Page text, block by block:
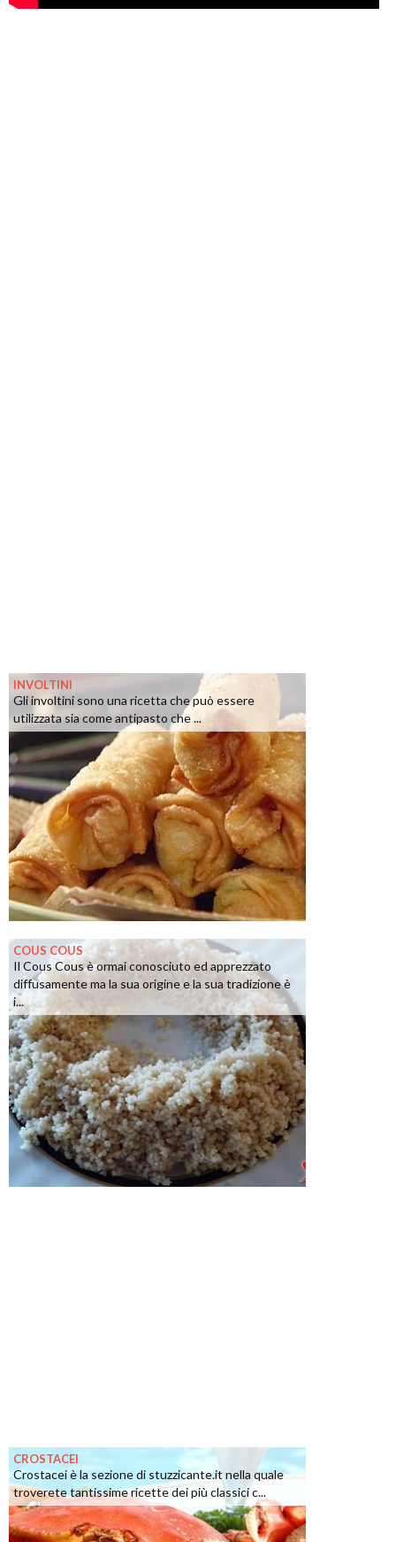
INVOLTINI
Gli involtini sono una ricetta che può essere
utilizzata sia come antipasto che ...
COUS COUS
Il Cous Cous è ormai conosciuto ed apprezzato
diffusamente ma la sua origine e la sua tradizione è
i...
CROSTACEI
Crostacei è la sezione di stuzzicante.it nella quale
troverete tantissime ricette dei più classici c...